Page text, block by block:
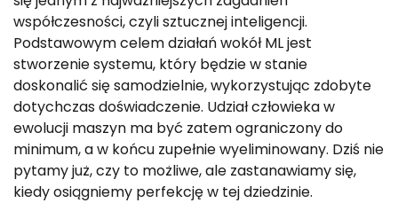
współczesności, czyli sztucznej inteligencji.
Podstawowym celem działań wokół ML jest
stworzenie systemu, który będzie w stanie
doskonalić się samodzielnie, wykorzystując zdobyte
dotychczas doświadczenie. Udział człowieka w
ewolucji maszyn ma być zatem ograniczony do
minimum, a w końcu zupełnie wyeliminowany. Dziś nie
pytamy już, czy to możliwe, ale zastanawiamy się,
kiedy osiągniemy perfekcję w tej dziedzinie.